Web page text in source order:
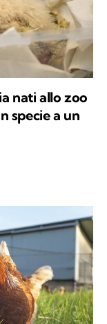
nati allo zoo
specie a un